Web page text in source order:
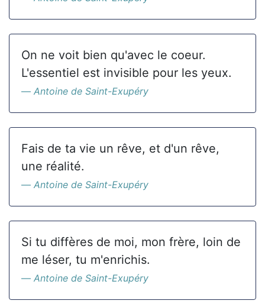
On ne voit bien qu'avec le coeur.
L'essentiel est invisible pour les yeux.
Antoine de Saint-Exupéry
Fais de ta vie un rêve, et d'un rêve,
une réalité.
Antoine de Saint-Exupéry
Si tu diffères de moi, mon frère, loin de
me léser, tu m'enrichis.
Antoine de Saint-Exupéry